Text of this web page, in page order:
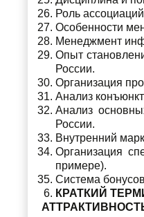
Роль
Особенности
Менеджмент
Опыт
России.
Организация
Анализ
Анализ
России.
Внутренний
Организация
примере).
Система
КРАТКИЙ